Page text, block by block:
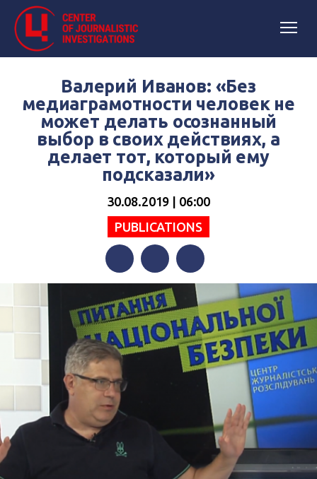
Валерий Иванов: «Без
медиаграмотности человек не
может делать осознанный
выбор в своих действиях, а
делает тот, который ему
подсказали»
30.08.2019 | 06:00
PUBLICATIONS
FacebookTwitterTelegram